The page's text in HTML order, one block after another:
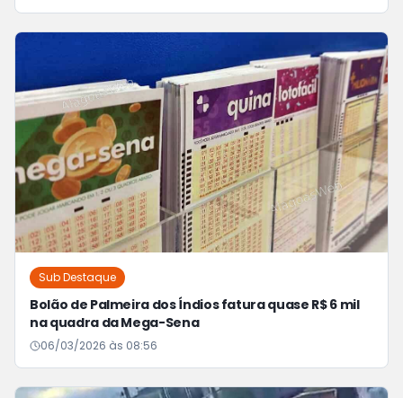
Sub Destaque
Bolão de Palmeira dos Índios fatura quase R$ 6 mil
na quadra da Mega-Sena
06/03/2026 às 08:56